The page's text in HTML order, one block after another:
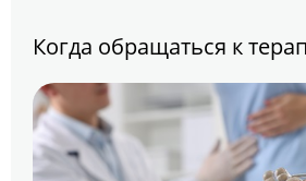
Когда обращаться к